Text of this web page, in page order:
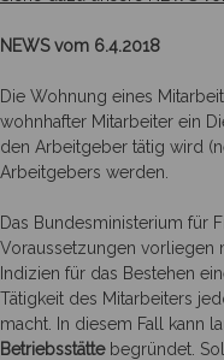
NEWS vom 6.4.2018
Die Wohnung eines
wohnhafter Mitarbeiter ein
den Arbeitgeber tätig wird
Arbeitgebers werden.
Das Bundesministerium für
Voraussetzungen vorliegen
Indizien für das Bestehen
Tätigkeit des Mitarbeiters
macht. In diesem Fall kann
Betriebsstättebegründet.